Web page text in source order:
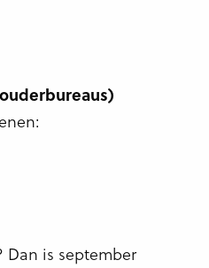
Dan is september